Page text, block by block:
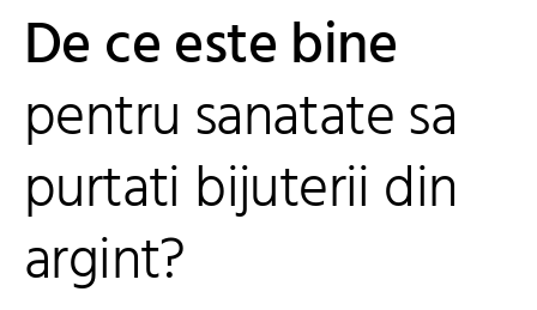
De ce este bine
pentru sanatate sa
purtati bijuterii din
argint?